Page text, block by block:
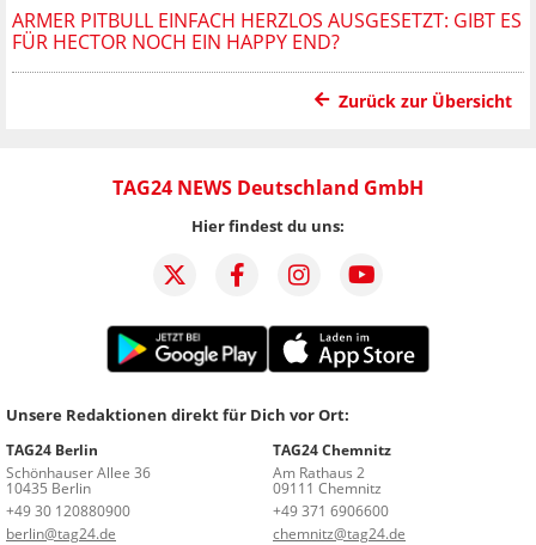
ARMER PITBULL EINFACH HERZLOS AUSGESETZT: GIBT ES
FÜR HECTOR NOCH EIN HAPPY END?
Zurück zur Übersicht
TAG24 NEWS Deutschland GmbH
Hier findest du uns:
Unsere Redaktionen direkt für Dich vor Ort:
TAG24 Berlin
Schönhauser Allee 36
10435 Berlin
+49 30 120880900
berlin@tag24.de
TAG24 Chemnitz
Am Rathaus 2
09111 Chemnitz
+49 371 6906600
chemnitz@tag24.de